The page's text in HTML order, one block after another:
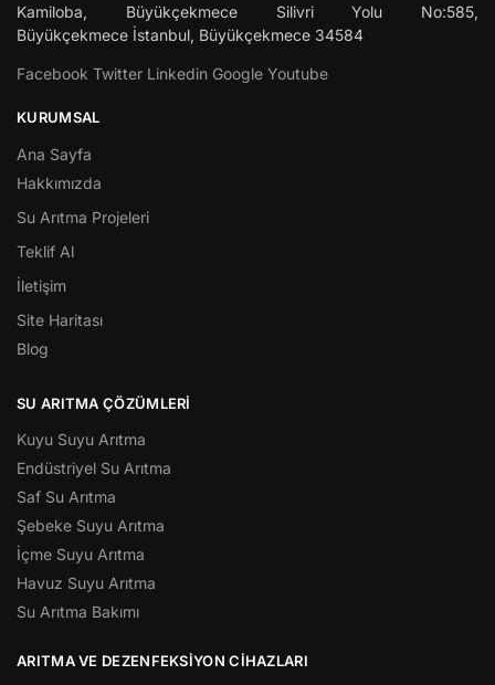
Kamiloba, Büyükçekmece Silivri Yolu No:585,
Büyükçekmece İstanbul, Büyükçekmece 34584
Facebook Twitter Linkedin Google Youtube
KURUMSAL
Ana Sayfa
Hakkımızda
Su Arıtma Projeleri
Teklif Al
İletişim
Site Haritası
Blog
SU ARITMA ÇÖZÜMLERI
Kuyu Suyu Arıtma
Endüstriyel Su Arıtma
Saf Su Arıtma
Şebeke Suyu Arıtma
İçme Suyu Arıtma
Havuz Suyu Arıtma
Su Arıtma Bakımı
ARITMA VE DEZENFEKSIYON CIHAZLARI